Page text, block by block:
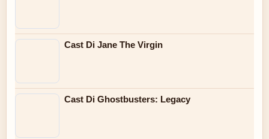
Cast Di Jane The Virgin
Cast Di Ghostbusters: Legacy